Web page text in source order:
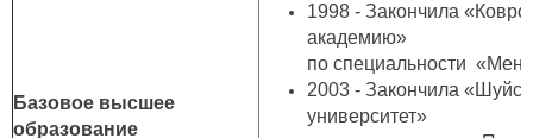
Базовое высшее
образование
1998 - Закончила
академию»
по специальности
2003 - Закончила
университет»